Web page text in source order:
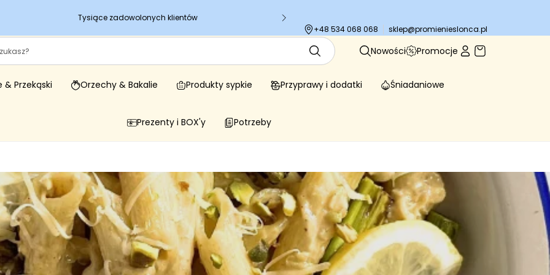
Tysiące zadowolonych klientów
Darmowa dostawa od 159zł do paczkomatu!
+48 534 068 068
sklep@promienieslonca.pl
Nowości Promocje
& Przekąski Orzechy & Bakalie Produkty sypkie Przyprawy i dodatki Śniadaniowe
Prezenty i BOX'y Potrzeby